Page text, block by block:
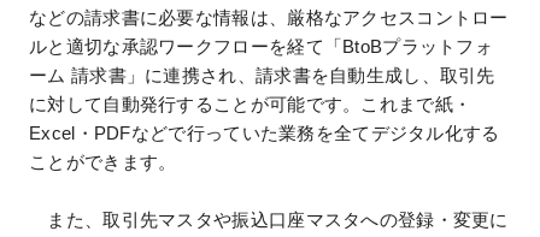
などの請求書に必要な情報は、厳格なアクセスコントロー
ルと適切な承認ワークフローを経て「BtoBプラットフォ
ーム 請求書」に連携され、請求書を自動生成し、取引先
に対して自動発行することが可能です。これまで紙・
Excel・PDFなどで行っていた業務を全てデジタル化する
ことができます。
また、取引先マスタや振込口座マスタへの登録・変更に